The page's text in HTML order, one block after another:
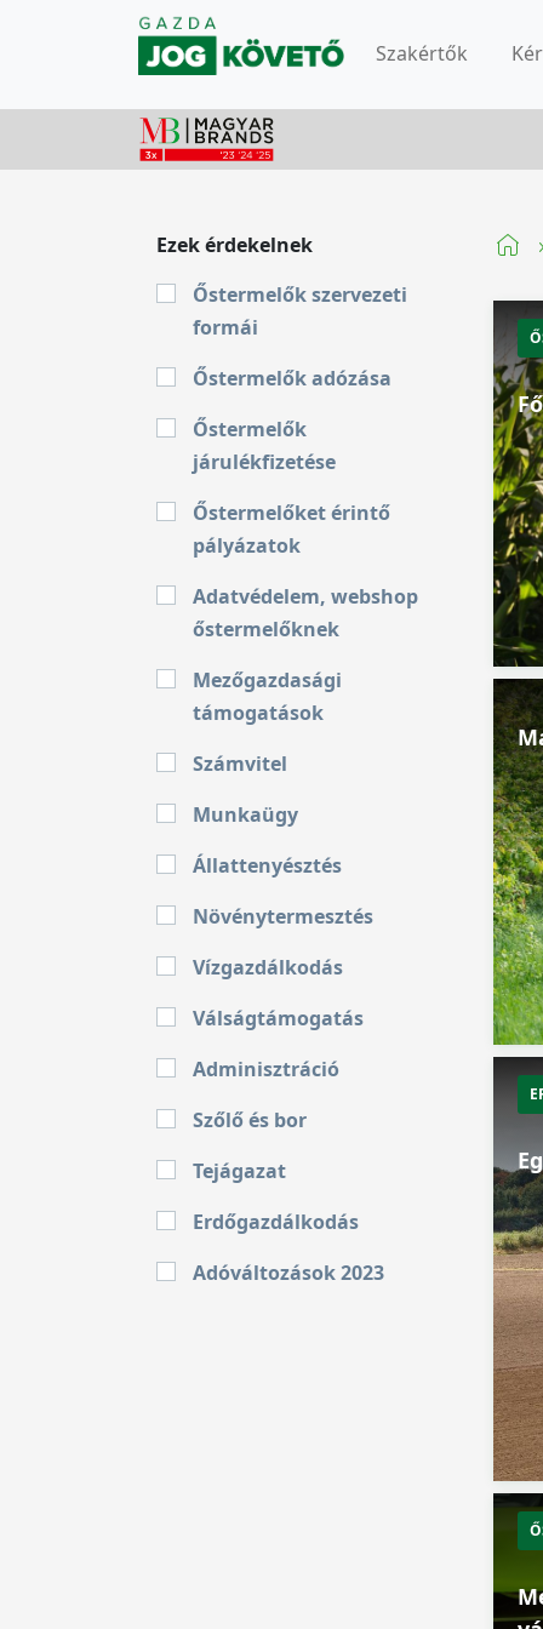
Szakértők
Ezek érdekelnek
Őstermelők szervezeti
formái
Őstermelők adózása
Őstermelők
járulékfizetése
Őstermelőket érintő
pályázatok
Adatvédelem, webshop
őstermelőknek
Mezőgazdasági
támogatások
Számvitel
Munkaügy
Állattenyésztés
Növénytermesztés
Vízgazdálkodás
Válságtámogatás
Adminisztráció
Szőlő és bor
Tejágazat
Erdőgazdálkodás
Adóváltozások 2023